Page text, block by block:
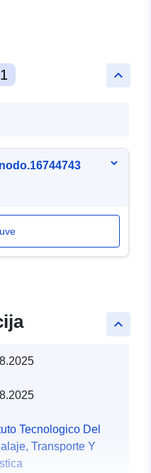
keyboard_arrow_up
1
keyboard_arrow_up
Tecnologico Del
Transporte Y